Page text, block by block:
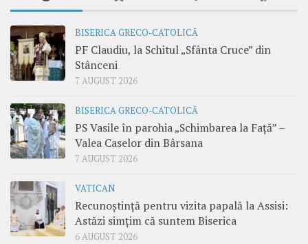
BISERICA GRECO-CATOLICĂ
PF Claudiu, la Schitul „Sfânta Cruce” din
Stânceni
7 AUGUST 2026
BISERICA GRECO-CATOLICĂ
PS Vasile în parohia „Schimbarea la Față” –
Valea Caselor din Bârsana
7 AUGUST 2026
VATICAN
Recunoștință pentru vizita papală la Assisi:
Astăzi simțim că suntem Biserica
6 AUGUST 2026